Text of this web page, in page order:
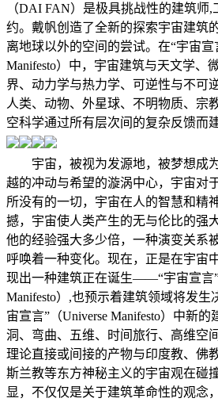
（DAI FAN）是极具挑战性的建筑师,
约。戴帆创造了全新的探索宇宙建筑
离地球以外的空间的尝试。在“宇宙宣
Manifesto）中，宇宙建筑与天文学、
界、动力学与热力学、可逆性与不可
人类、动物、外星球、不明物质、宗
空科学通过所有层次间的复杂反馈而
宇宙，被视为发源地，被梦想成
越的冲动与希望的漩涡中心，宇宙对
所没有的一切，宇宙在人的智慧和精
撼，宇宙使人类产生的无与伦比的强
他的经验强大多少倍，一种演变关系
呼唤着一种变化。现在，正是在宇宙
现出一种建筑正在诞生——“宇宙宣言”
Manifesto）,也预示着建筑领域将发生
宙宣言”（Universe Manifesto）中新
洞、弯曲、五维、时间旅行、高维
理论直接或间接的产物与印度教、佛
斯兰教等东方神秘主义的宇宙观在碰
显，不仅仅是关于建筑革命性的观念